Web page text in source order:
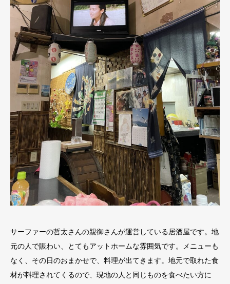
サーファーの哲太さんの親御さんが運営している居酒屋です。地
元の人で賑わい、とてもアットホームな雰囲気です。メニューも
なく、その日のおまかせで、料理が出てきます。地元で取れた食
材が料理されてくるので、現地の人と同じものを食べたい方に